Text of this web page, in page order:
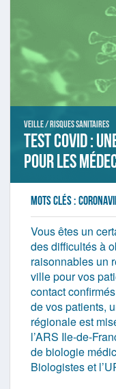
Veille / Risques sanitaires
Test Covid :
pour les
Mots clés :
Vous êtes un
des difficultés à
raisonnables un
ville pour vos
contact
de vos patients,
régionale est
l’ARS Ile-de-
de biologie
Biologistes et